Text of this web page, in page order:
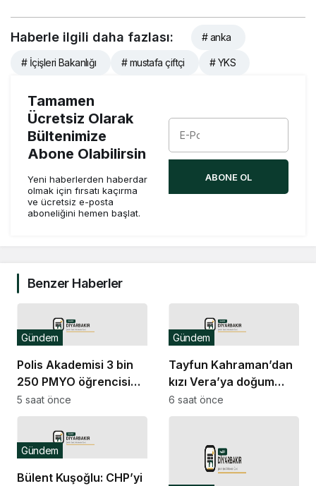
Haberle ilgili daha fazlası: # anka
# İçişleri Bakanlığı # mustafa çiftçi # YKS
Tamamen
Ücretsiz Olarak
Bültenimize
Abone Olabilirsin
Yeni haberlerden haberdar
olmak için fırsatı kaçırma
ve ücretsiz e-posta
aboneliğini hemen başlat.
ABONE OL
Benzer Haberler
Polis Akademisi 3 bin
250 PMYO öğrencisi
alacak
Gündem
5 saat önce
Tayfun Kahraman’dan
kızı Vera’ya doğum
günü mesajı
Gündem
6 saat önce
Bülent Kuşoğlu: CHP’yi
Gündem